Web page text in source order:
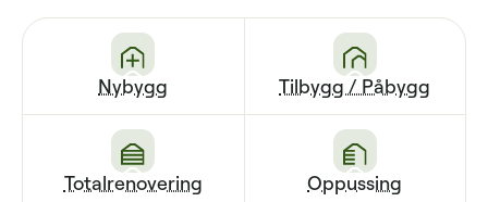
Nybygg Tilbygg / Påbygg
Totalrenovering Oppussing